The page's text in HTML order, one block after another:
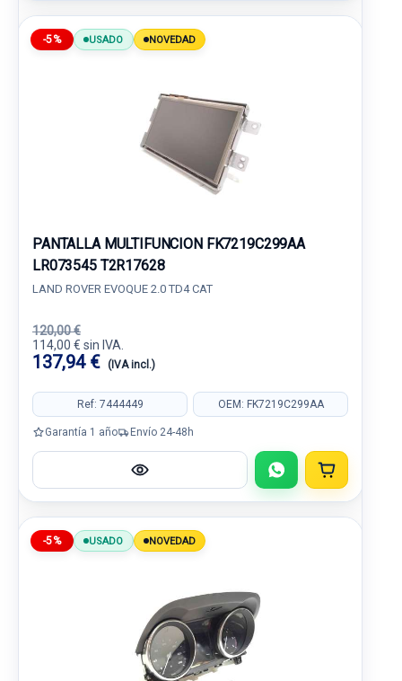
-5% USADO NOVEDAD
PANTALLA MULTIFUNCION FK7219C299AA
LR073545 T2R17628
LAND ROVER EVOQUE 2.0 TD4 CAT
120,00 €
114,00 € sin IVA.
137,94 € (IVA incl.)
Ref: 7444449 OEM: FK7219C299AA
Garantía 1 año Envío 24-48h
-5% USADO NOVEDAD